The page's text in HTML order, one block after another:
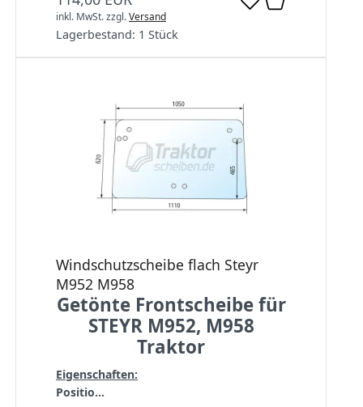
inkl. MwSt.zzgl.Versand
Lagerbestand: 1 Stück
Windschutzscheibe flach Steyr
M952 M958
Getönte Frontscheibe für
STEYR M952, M958
Traktor
Eigenschaften:
Positio...